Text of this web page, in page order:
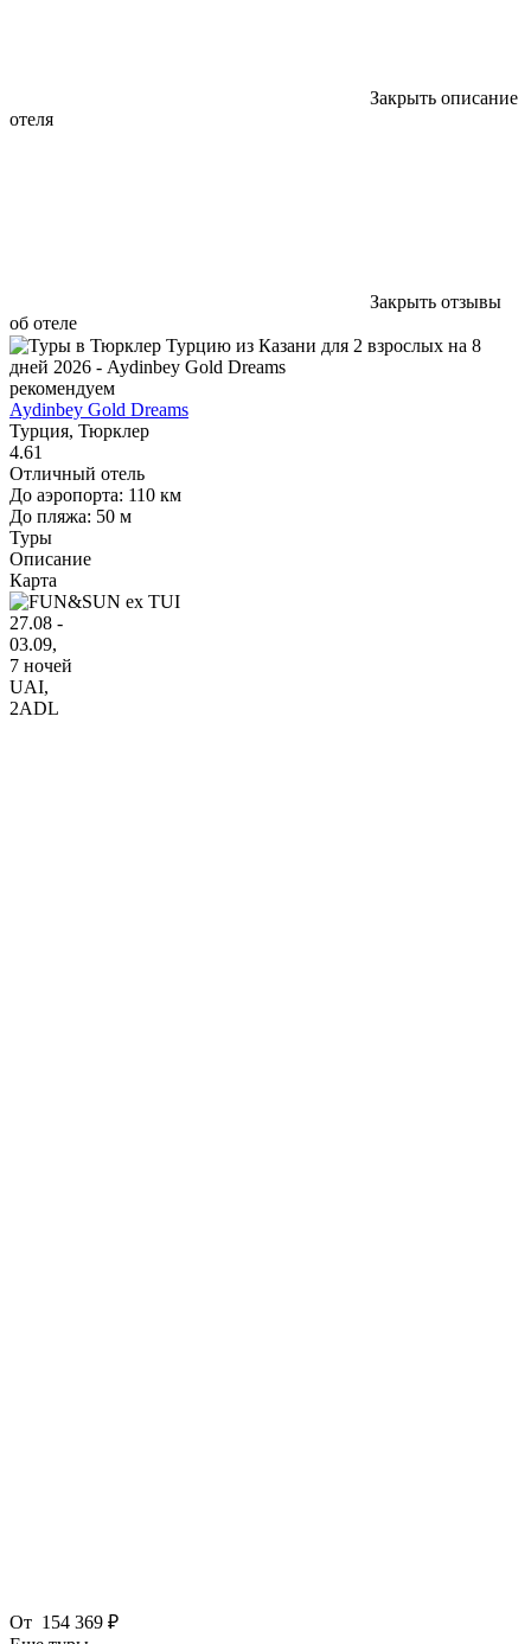
Закрыть описание
отеля
Закрыть отзывы
об отеле
рекомендуем
Aydinbey Gold Dreams
Турция, Тюрклер
4.61
Отличный отель
До аэропорта: 110 км
До пляжа: 50 м
Туры
Описание
Карта
27.08 -
03.09,
7 ночей
UAI,
2ADL
От 154 369 ₽